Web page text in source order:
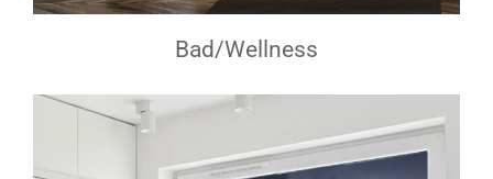
Bad/Wellness